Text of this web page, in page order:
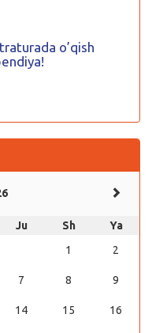
o’qish
Ju Sh
Ya
1
2
7 8 9
14 15 16